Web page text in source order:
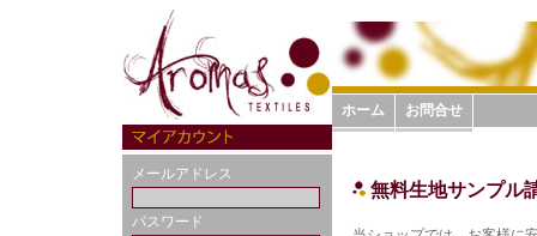
メールアドレス
パスワード
ホーム お問合せ
無料生地サンプル